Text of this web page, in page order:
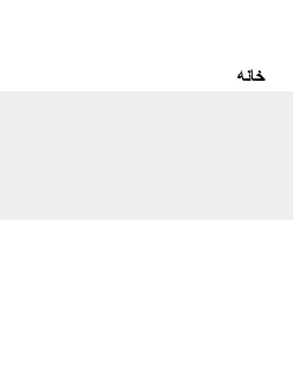
خانه